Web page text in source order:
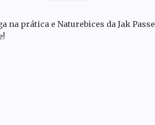
na prática e Naturebices da Jak Passe